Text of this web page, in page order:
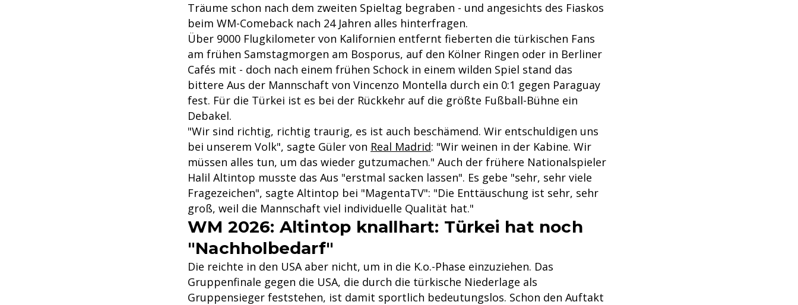
Träume schon nach dem zweiten Spieltag begraben - und angesichts des Fiaskos
beim WM-Comeback nach 24 Jahren alles hinterfragen.
Über 9000 Flugkilometer von Kalifornien entfernt fieberten die türkischen Fans
am frühen Samstagmorgen am Bosporus, auf den Kölner Ringen oder in Berliner
Cafés mit - doch nach einem frühen Schock in einem wilden Spiel stand das
bittere Aus der Mannschaft von Vincenzo Montella durch ein 0:1 gegen Paraguay
fest. Für die Türkei ist es bei der Rückkehr auf die größte Fußball-Bühne ein
Debakel.
"Wir sind richtig, richtig traurig, es ist auch beschämend. Wir entschuldigen uns
bei unserem Volk", sagte Güler von Real Madrid: "Wir weinen in der Kabine. Wir
müssen alles tun, um das wieder gutzumachen." Auch der frühere Nationalspieler
Halil Altintop musste das Aus "erstmal sacken lassen". Es gebe "sehr, sehr viele
Fragezeichen", sagte Altintop bei "MagentaTV": "Die Enttäuschung ist sehr, sehr
groß, weil die Mannschaft viel individuelle Qualität hat."
WM 2026: Altintop knallhart: Türkei hat noch
"Nachholbedarf"
Die reichte in den USA aber nicht, um in die K.o.-Phase einzuziehen. Das
Gruppenfinale gegen die USA, die durch die türkische Niederlage als
Gruppensieger feststehen, ist damit sportlich bedeutungslos. Schon den Auftakt